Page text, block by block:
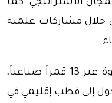
الاستراتيجي. كما
خلال مشاركات علمية
وفي المركز الثاني تحضر مصر بقوة عبر 13 قمراً صناعياً،
إلى قطب إقليمي في